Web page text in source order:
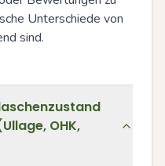
Unterschiede von
sind.
OHK,